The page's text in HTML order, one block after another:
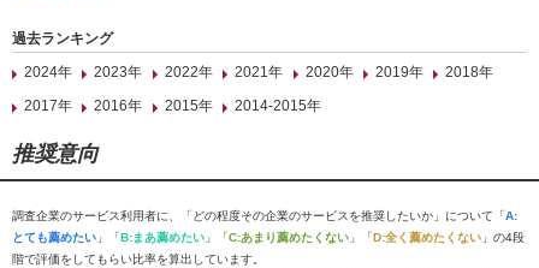
過去ランキング
2024年
2023年 2022年 2021年 2020年 2019年
2018年
2017年
2016年 2015年 2014-2015年
推奨意向
調査企業のサービス利用者に、「どの程度その企業のサービスを推奨したいか」について「A:
とても薦めたい 」「B:まあ薦めたい 」「C:あまり薦めたくない 」「D:全く薦めたくない 」の4段
階で評価をしてもらい比率を算出しています。